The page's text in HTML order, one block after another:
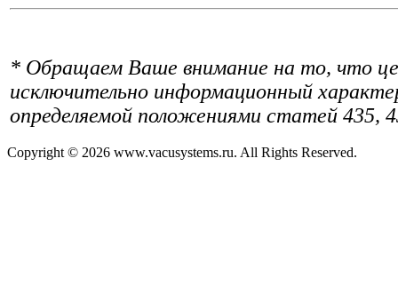
* Обращаем Ваше внимание на то, что
исключительно информационный
определяемой положениями статей 435,
Copyright © 2026 www.vacusystems.ru. All Rights Reserved.